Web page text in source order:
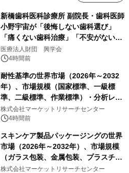
新橋歯科医科診療所 副院長・歯科医師
小野宇宙が「後悔しない歯科選び」
「痛くない歯科治療」「不安がない治
療計画」をテーマに専門監修
医療法人財団 興学会
4時間前
耐性基準の世界市場（2026年～2032
年）、市場規模（国家標準、一級標
準、二級標準、作業標準）・分析レポ
ートを発表
株式会社マーケットリサーチセンター
4時間前
スキンケア製品パッケージングの世界
市場（2026年～2032年）、市場規模
（ガラス包装、金属包装、プラスチッ
ク包装、その他）・分析レポートを発
株式会社マーケットリサーチセンター